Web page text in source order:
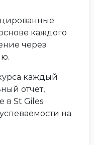
каждого
через
каждый
отчет,
в St Giles
на